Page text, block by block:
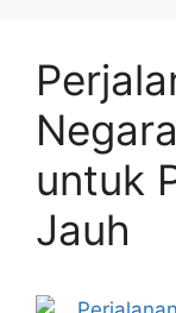
untuk
Jauh